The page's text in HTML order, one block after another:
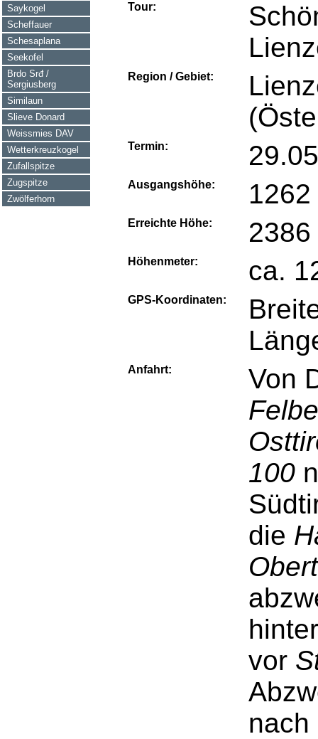
Saykogel
Scheffauer
Schesaplana
Seekofel
Brdo Srđ /
Sergiusberg
Similaun
Slieve Donard
Weissmies DAV
Wetterkreuzkogel
Zufallspitze
Zugspitze
Zwölferhorn
Tour:
Region / Gebiet:
Termin:
Ausgangshöhe: 1262
Erreichte Höhe: 2386
Höhenmeter: ca.
GPS-Koordinaten:
Anfahrt:
Von
100
die
vor
nach